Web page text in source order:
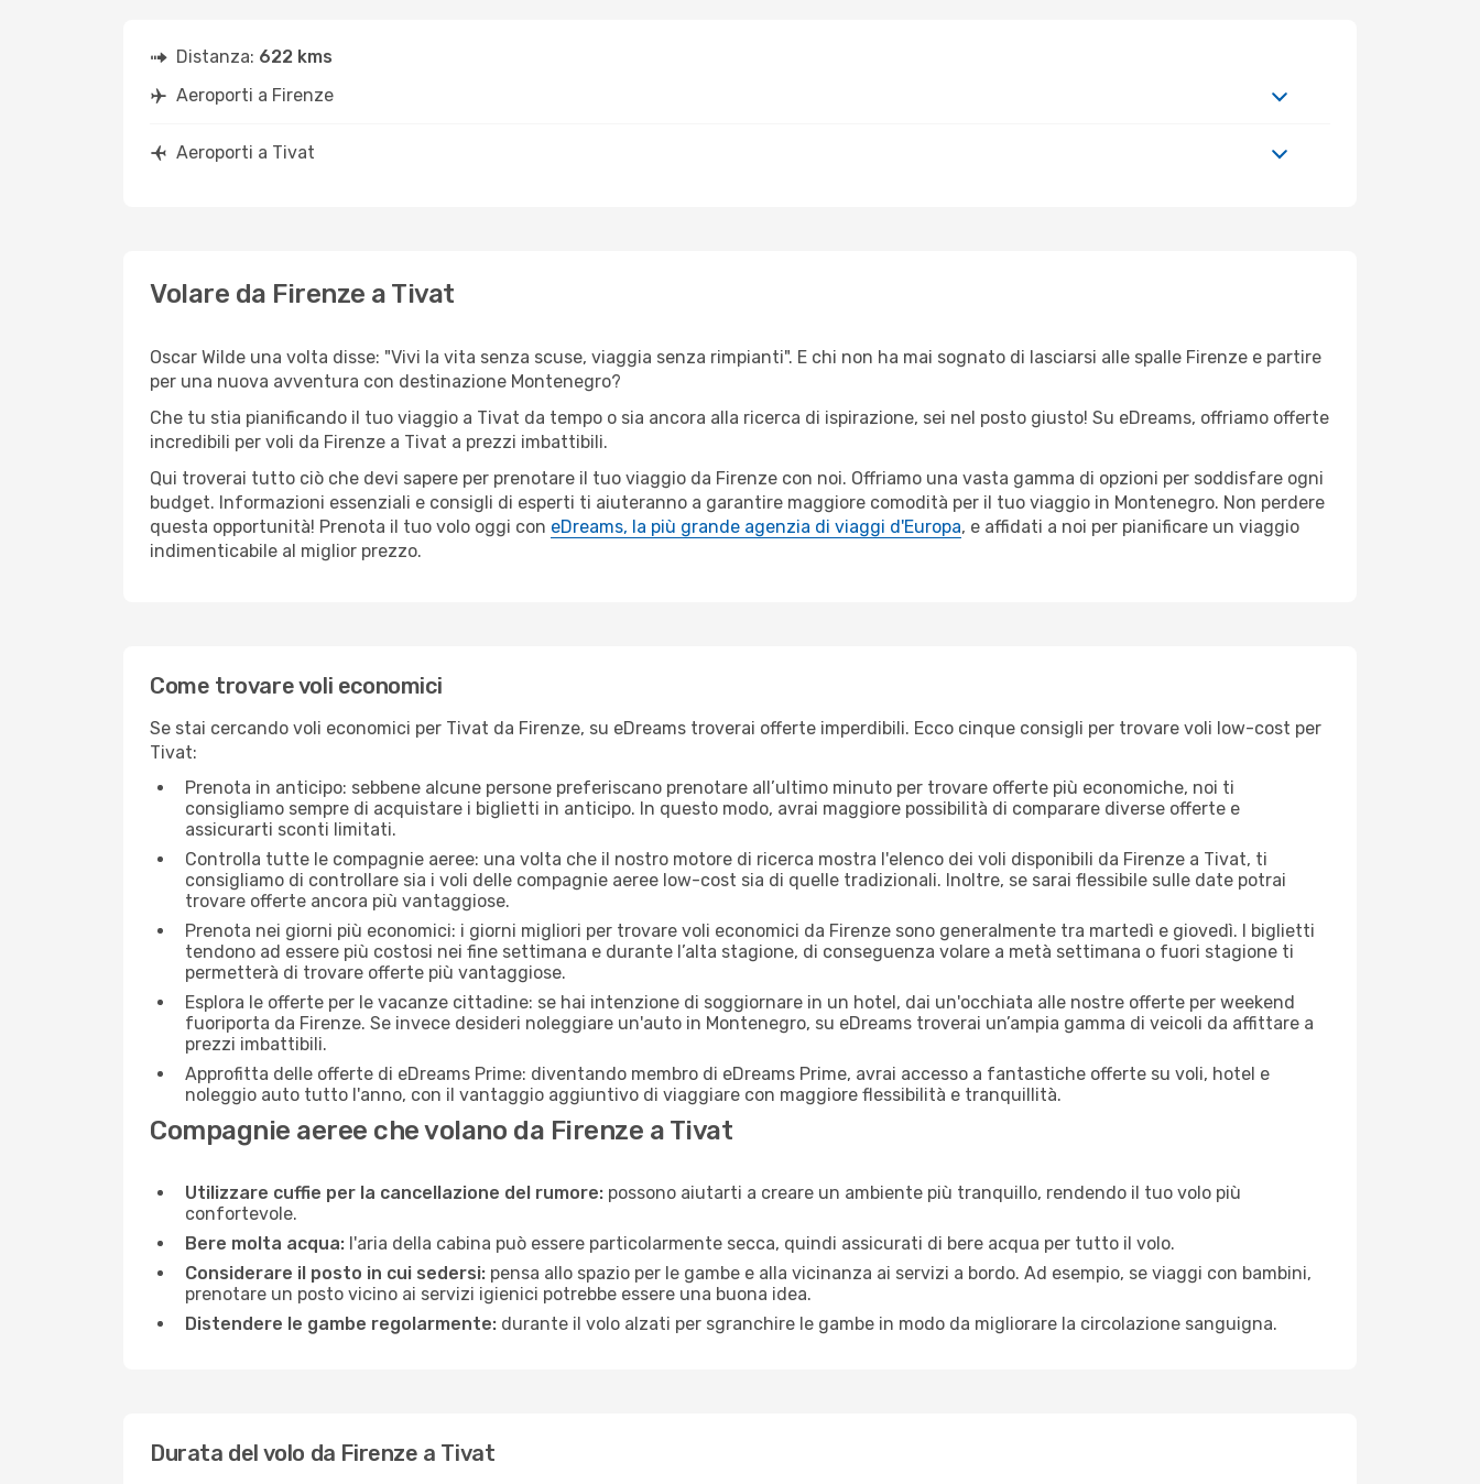
Distanza: 622 kms
Aeroporti a Firenze
Aeroporti a Tivat
Volare da Firenze a Tivat
Oscar Wilde una volta disse: "Vivi la vita senza scuse, viaggia senza rimpianti". E chi non ha mai sognato di lasciarsi alle spalle Firenze e partire
per una nuova avventura con destinazione Montenegro?
Che tu stia pianificando il tuo viaggio a Tivat da tempo o sia ancora alla ricerca di ispirazione, sei nel posto giusto! Su eDreams, offriamo offerte
incredibili per voli da Firenze a Tivat a prezzi imbattibili.
Qui troverai tutto ciò che devi sapere per prenotare il tuo viaggio da Firenze con noi. Offriamo una vasta gamma di opzioni per soddisfare ogni
budget. Informazioni essenziali e consigli di esperti ti aiuteranno a garantire maggiore comodità per il tuo viaggio in Montenegro. Non perdere
questa opportunità! Prenota il tuo volo oggi con eDreams, la più grande agenzia di viaggi d'Europa, e affidati a noi per pianificare un viaggio
indimenticabile al miglior prezzo.
Come trovare voli economici
Se stai cercando voli economici per Tivat da Firenze, su eDreams troverai offerte imperdibili. Ecco cinque consigli per trovare voli low-cost per
Tivat:
Prenota in anticipo: sebbene alcune persone preferiscano prenotare all’ultimo minuto per trovare offerte più economiche, noi ti
consigliamo sempre di acquistare i biglietti in anticipo. In questo modo, avrai maggiore possibilità di comparare diverse offerte e
assicurarti sconti limitati.
Controlla tutte le compagnie aeree: una volta che il nostro motore di ricerca mostra l'elenco dei voli disponibili da Firenze a Tivat, ti
consigliamo di controllare sia i voli delle compagnie aeree low-cost sia di quelle tradizionali. Inoltre, se sarai flessibile sulle date potrai
trovare offerte ancora più vantaggiose.
Prenota nei giorni più economici: i giorni migliori per trovare voli economici da Firenze sono generalmente tra martedì e giovedì. I biglietti
tendono ad essere più costosi nei fine settimana e durante l’alta stagione, di conseguenza volare a metà settimana o fuori stagione ti
permetterà di trovare offerte più vantaggiose.
Esplora le offerte per le vacanze cittadine: se hai intenzione di soggiornare in un hotel, dai un'occhiata alle nostre offerte per weekend
fuoriporta da Firenze. Se invece desideri noleggiare un'auto in Montenegro, su eDreams troverai un’ampia gamma di veicoli da affittare a
prezzi imbattibili.
Approfitta delle offerte di eDreams Prime: diventando membro di eDreams Prime, avrai accesso a fantastiche offerte su voli, hotel e
noleggio auto tutto l'anno, con il vantaggio aggiuntivo di viaggiare con maggiore flessibilità e tranquillità.
Compagnie aeree che volano da Firenze a Tivat
Utilizzare cuffie per la cancellazione del rumore: possono aiutarti a creare un ambiente più tranquillo, rendendo il tuo volo più
confortevole.
Bere molta acqua: l'aria della cabina può essere particolarmente secca, quindi assicurati di bere acqua per tutto il volo.
Considerare il posto in cui sedersi: pensa allo spazio per le gambe e alla vicinanza ai servizi a bordo. Ad esempio, se viaggi con bambini,
prenotare un posto vicino ai servizi igienici potrebbe essere una buona idea.
Distendere le gambe regolarmente: durante il volo alzati per sgranchire le gambe in modo da migliorare la circolazione sanguigna.
Durata del volo da Firenze a Tivat